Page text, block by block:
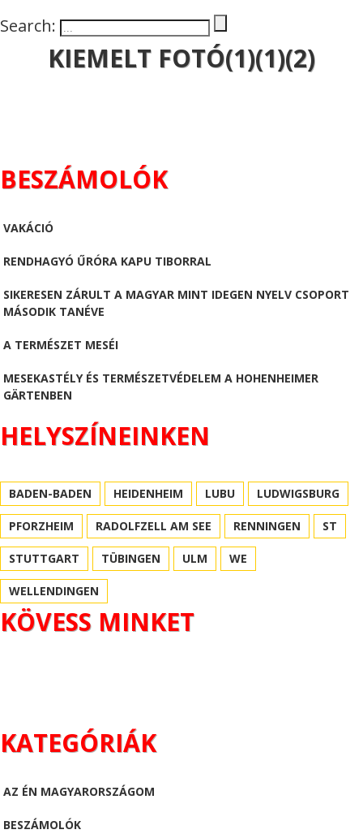
Search:
KIEMELT FOTÓ(1)(1)(2)
BESZÁMOLÓK
VAKÁCIÓ
RENDHAGYÓ ŰRÓRA KAPU TIBORRAL
SIKERESEN ZÁRULT A MAGYAR MINT IDEGEN NYELV CSOPORT
MÁSODIK TANÉVE
A TERMÉSZET MESÉI
MESEKASTÉLY ÉS TERMÉSZETVÉDELEM A HOHENHEIMER
GÄRTENBEN
HELYSZÍNEINKEN
BADEN-BADEN HEIDENHEIM LUBU LUDWIGSBURG
PFORZHEIM RADOLFZELL AM SEE RENNINGEN ST
STUTTGART TÜBINGEN ULM WE
WELLENDINGEN
KÖVESS MINKET
KATEGÓRIÁK
AZ ÉN MAGYARORSZÁGOM
BESZÁMOLÓK